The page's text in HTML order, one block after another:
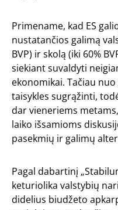
Primename, kad ES
nustatančios galimą
BVP) ir skolą (iki 60%
siekiant suvaldyti
ekonomikai. Tačiau
taisykles sugrąžinti,
dar vieneriems
laiko išsamioms
pasekmių ir galimų
Pagal dabartinį
keturiolika valstybių
didelius biudžeto